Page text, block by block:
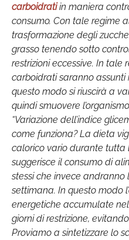
carboidratiin maniera
consumo. Con tale regime
trasformazione degli
grasso tenendo sotto
restrizioni eccessive. In
carboidrati saranno
questo modo si riuscirà a
quindi smuovere
“Variazione dell’indice
come funziona? La dieta
calorico vario durante tutta
suggerisce il consumo di
stessi che invece
settimana. In questo modo
energetiche accumulate
giorni di restrizione,
Proviamo a sintetizzare lo